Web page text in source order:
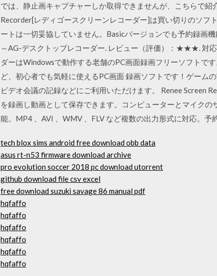
では、静止画キャプチャーしか取得できませんが、こちらで
Recorder[レディゴースクリーンレコーダー]は買い切りのソ
ートは一切妥協していません。Basicバージョンでも予約録画
～AG-デスクトップレコーダー. レビュー（評価）：★★★. 対
ダーはWindowsで動作する老舗のPC画面録画フリーソフトで
ど、初心者でも気軽に使えるPC画面 録画ソフトです！ゲーム
ビデオ会議の記録などにご利用いただけます。 Renee Screen
を録画し動画として保存できます。コンピューターとマイク
能。MP4 、AVI 、WMV 、FLV など複数の出力形式に対応。予
tech blox sims android free download obb data
asus rt-n53 firmware download archive
pro evolution soccer 2018 pc download utorrent
github download file csv excel
free download suzuki savage 86 manual pdf
hqfaffo
hqfaffo
hqfaffo
hqfaffo
hqfaffo
hqfaffo